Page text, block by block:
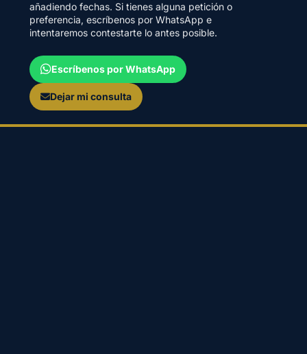
añadiendo fechas. Si tienes alguna petición o
preferencia, escríbenos por WhatsApp e
intentaremos contestarte lo antes posible.
Escríbenos por WhatsApp
Dejar mi consulta